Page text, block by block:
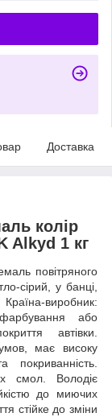
Доставка
колір
Alkyd 1 кг
повітряного
сірий, у банці,
виробник:
або
автівки.
має високу
покриванність.
смол. Володіє
до миючих
стійке до зміни